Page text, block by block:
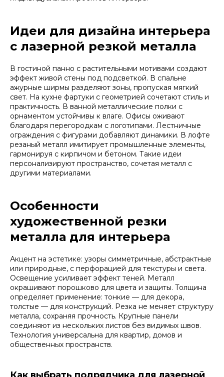
Идеи для дизайна интерьера
с лазерной резкой металла
В гостиной панно с растительными мотивами создают
эффект живой стены под подсветкой. В спальне
ажурные ширмы разделяют зоны, пропуская мягкий
свет. На кухне фартуки с геометрией сочетают стиль и
практичность. В ванной металлические полки с
орнаментом устойчивы к влаге. Офисы оживают
благодаря перегородкам с логотипами. Лестничные
ограждения с фигурами добавляют динамики. В лофте
резаный металл имитирует промышленные элементы,
гармонируя с кирпичом и бетоном. Такие идеи
персонализируют пространство, сочетая металл с
другими материалами.
Особенности
художественной резки
металла для интерьера
Акцент на эстетике: узоры симметричные, абстрактные
или природные, с перфорацией для текстуры и света.
Освещение усиливает эффект теней. Металл
окрашивают порошково для цвета и защиты. Толщина
определяет применение: тонкие — для декора,
толстые — для конструкций. Резка не меняет структуру
металла, сохраняя прочность. Крупные панели
соединяют из нескольких листов без видимых швов.
Технология универсальна для квартир, домов и
общественных пространств.
Как выбрать подрядчика для лазерной